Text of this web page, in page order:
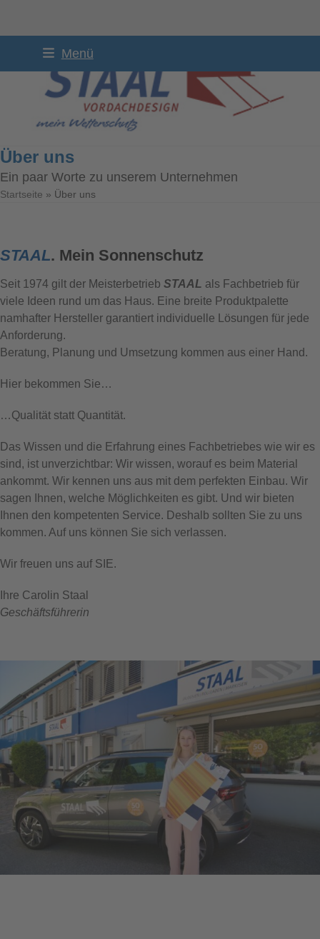
Menü
Über uns
Ein paar Worte zu unserem Unternehmen
Startseite » Über uns
STAAL. Mein Sonnenschutz
Seit 1974 gilt der Meisterbetrieb STAAL als Fachbetrieb für
viele Ideen rund um das Haus. Eine breite Produktpalette
namhafter Hersteller garantiert individuelle Lösungen für jede
Anforderung.
Beratung, Planung und Umsetzung kommen aus einer Hand.
Hier bekommen Sie…
…Qualität statt Quantität.
Das Wissen und die Erfahrung eines Fachbetriebes wie wir es
sind, ist unverzichtbar: Wir wissen, worauf es beim Material
ankommt. Wir kennen uns aus mit dem perfekten Einbau. Wir
sagen Ihnen, welche Möglichkeiten es gibt. Und wir bieten
Ihnen den kompetenten Service. Deshalb sollten Sie zu uns
kommen. Auf uns können Sie sich verlassen.
Wir freuen uns auf SIE.
Ihre Carolin Staal
Geschäftsführerin